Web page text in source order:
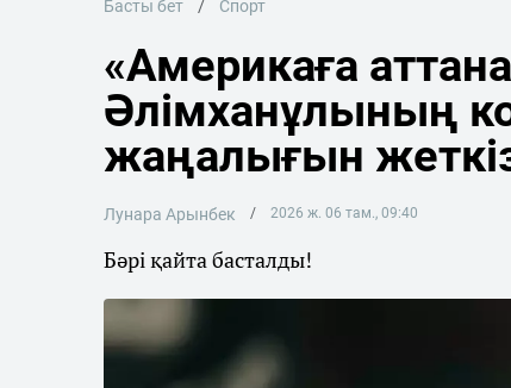
Басты бет Спорт
«Америкаға
Әлімханұлының
жаңалығын
Лунара Арынбек 2026 ж. 06 там., 09:40
Бәрі қайта басталды!